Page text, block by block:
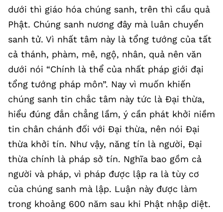
dưới thì giáo hóa chúng sanh, trên thì cầu quả
Phật. Chúng sanh nương đây mà luân chuyển
sanh tử. Vì nhất tâm này là tổng tướng của tất
cả thánh, phàm, mê, ngộ, nhân, quả nên văn
dưới nói “Chính là thể của nhất pháp giới đại
tổng tướng pháp môn”. Nay vì muốn khiến
chúng sanh tin chắc tâm này tức là Đại thừa,
hiểu đúng đắn chẳng lầm, ý cần phát khởi niềm
tin chân chánh đối với Đại thừa, nên nói Đại
thừa khởi tín. Như vậy, năng tín là người, Đại
thừa chính là pháp sở tín. Nghĩa bao gồm cả
người và pháp, vì pháp được lập ra là tùy cơ
của chúng sanh mà lập. Luận này được làm
trong khoảng 600 năm sau khi Phật nhập diệt.